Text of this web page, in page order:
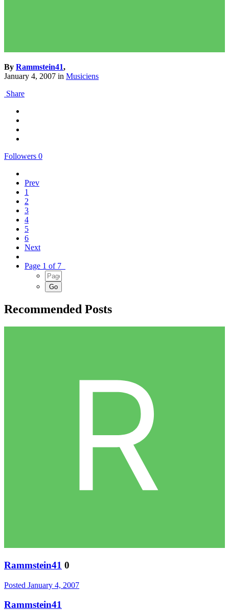
By Rammstein41,
January 4, 2007 in Musiciens
Share
Followers 0
Prev
1
2
3
4
5
6
Next
Page 1 of 7
Recommended Posts
Rammstein41 0
Posted January 4, 2007
Rammstein41